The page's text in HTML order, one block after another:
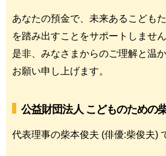
あなたの預金で、未来あるこども
を踏み出すことをサポートしませ
是非、みなさまからのご理解と温
お願い申し上げます。
公益財団法人 こどものための
代表理事の柴本俊夫 (俳優:柴俊夫)